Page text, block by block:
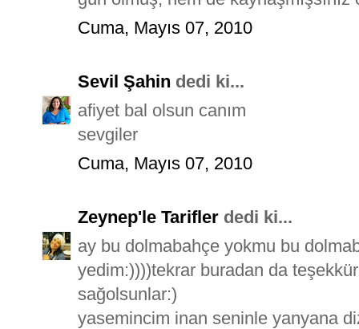
Cuma, Mayıs 07, 2010
Sevil Şahin dedi ki...
afiyet bal olsun canım
sevgiler
Cuma, Mayıs 07, 2010
Zeynep'le Tarifler dedi ki...
ay bu dolmabahçe yokmu bu
yedim:))))tekrar buradan da
sağolsunlar:)
yasemincim inan seninle yanyana